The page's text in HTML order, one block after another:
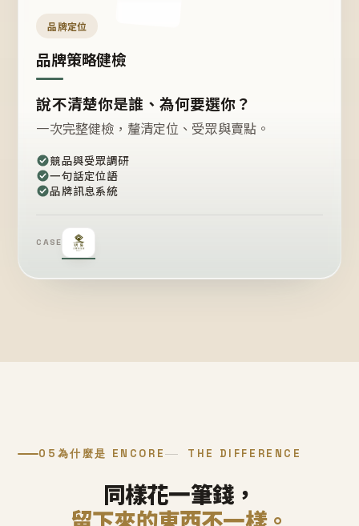
品牌定位
品牌策略健檢
說不清楚你是誰、為何要選你？
一次完整健檢，釐清定位、受眾與賣點。
競品與受眾調研
一句話定位語
品牌訊息系統
CASE
05 為什麼是 ENCORE THE DIFFERENCE
同樣花一筆錢，